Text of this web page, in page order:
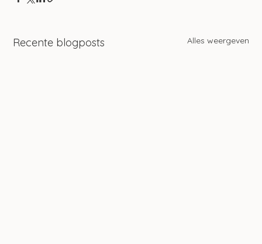
Recente blogposts Alles weergeven